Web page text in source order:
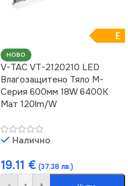
E
НОВО
V-TAC VT-2120210 LED
Влагозащитено Тяло M-
Серия 600мм 18W 6400K
Мат 120lm/W
Налично
19.11 € (37.38 лв.)